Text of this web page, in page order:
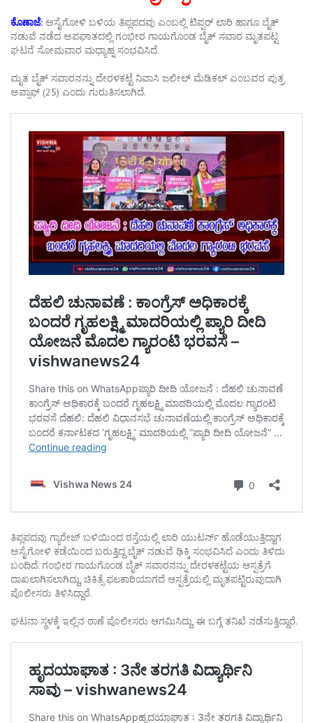
ಕೊಣಾಜೆ: ಅಸೈಗೋಳಿ ಬಳಿಯ ತಿಪ್ಲಪದವು ಎಂಬಲ್ಲಿ ಟಿಪ್ಪರ್ ಲಾರಿ ಹಾಗೂ ಬೈಕ್
ನಡುವೆ ನಡೆದ ಅಪಘಾತದಲ್ಲಿ ಗಂಭೀರ ಗಾಯಗೊಂಡ ಬೈಕ್ ಸವಾರ ಮೃತಪಟ್ಟ
ಘಟನೆ ಸೋಮವಾರ ಮಧ್ಯಾಹ್ನ ಸಂಭವಿಸಿದೆ.
ಮೃತ ಬೈಕ್ ಸವಾರನನ್ನು ದೇರಳಕಟ್ಟೆ ನಿವಾಸಿ ಜಲೀಲ್ ಮೆಡಿಕಲ್ ಎಂಬವರ ಪುತ್ರ
ಅವ್ಸಾಫ್ (25) ಎಂದು ಗುರುತಿಸಲಾಗಿದೆ.
ತಿಪ್ಲಪದವು ಗ್ಯಾರೇಜ್ ಬಳಿಯಿಂದ ರಸ್ತೆಯಲ್ಲಿ ಲಾರಿ ಯುಟರ್ನ್ ಹೊಡೆಯುತ್ತಿದ್ದಾಗ
ಅಸೈಗೋಳಿ ಕಡೆಯಿಂದ ಬರುತ್ತಿದ್ದ ಬೈಕ್ ನಡುವೆ ಢಿಕ್ಕಿ ಸಂಭವಿಸಿದೆ ಎಂದು ತಿಳಿದು
ಬಂದಿದೆ. ಗಂಭೀರ ಗಾಯಗೊಂಡ ಬೈಕ್ ಸವಾರನನ್ನು ದೇರಳಕಟ್ಟೆಯ ಆಸ್ಪತ್ರೆಗೆ
ದಾಖಲಾಗಿಸಲಾಗಿದ್ದು, ಚಿಕಿತ್ಸೆ ಫಲಕಾರಿಯಾಗದೆ ಆಸ್ಪತ್ರೆಯಲ್ಲಿ ಮೃತಪಟ್ಟಿರುವುದಾಗಿ
ಪೊಲೀಸರು ತಿಳಿಸಿದ್ದಾರೆ.
ಘಟನಾ ಸ್ಥಳಕ್ಕೆ ಇಲ್ಲಿನ ಠಾಣೆ ಪೊಲೀಸರು ಆಗಮಿಸಿದ್ದು, ಈ ಬಗ್ಗೆ ತನಿಖೆ ನಡೆಸುತ್ತಿದ್ದಾರೆ.